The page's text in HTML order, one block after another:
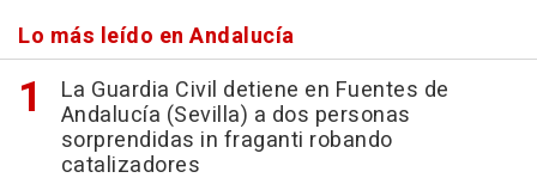
Lo más leído en Andalucía
La Guardia Civil detiene en Fuentes de
Andalucía (Sevilla) a dos personas
sorprendidas in fraganti robando
catalizadores